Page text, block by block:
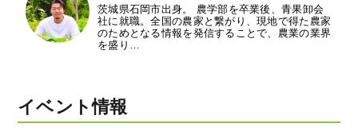
茨城県石岡市出身。 農学部を卒業後、青果卸会
社に就職。全国の農家と繋がり、現地で得た農家
のためとなる情報を発信することで、農業の業界
を盛り…
イベント情報